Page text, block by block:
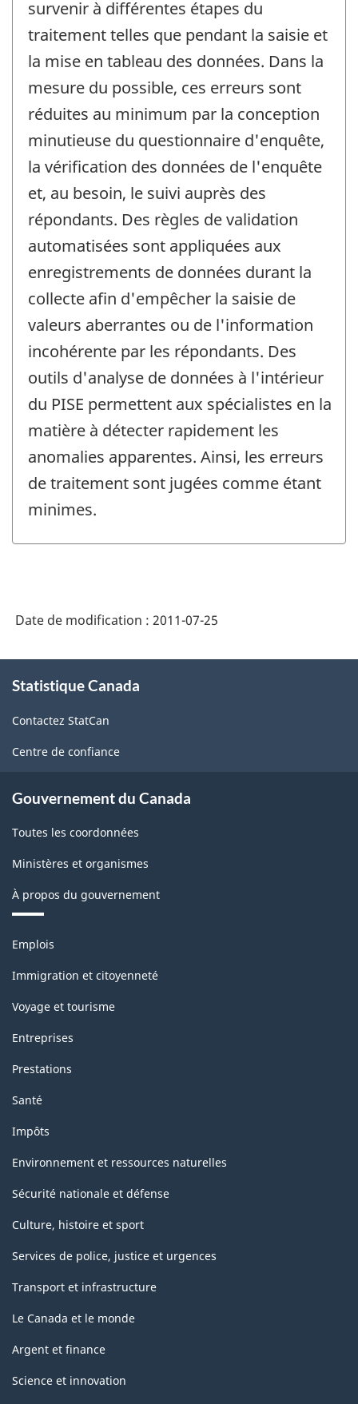
survenir à différentes étapes du
traitement telles que pendant la saisie et
la mise en tableau des données. Dans la
mesure du possible, ces erreurs sont
réduites au minimum par la conception
minutieuse du questionnaire d'enquête,
la vérification des données de l'enquête
et, au besoin, le suivi auprès des
répondants. Des règles de validation
automatisées sont appliquées aux
enregistrements de données durant la
collecte afin d'empêcher la saisie de
valeurs aberrantes ou de l'information
incohérente par les répondants. Des
outils d'analyse de données à l'intérieur
du PISE permettent aux spécialistes en la
matière à détecter rapidement les
anomalies apparentes. Ainsi, les erreurs
de traitement sont jugées comme étant
minimes.
Date de modification : 2011-07-25
propos
ce
site
Statistique Canada
Contactez StatCan
Centre de confiance
Gouvernement du Canada
Toutes les coordonnées
Ministères et organismes
À propos du gouvernement
Thèmes
sujets
Emplois
Immigration et citoyenneté
Voyage et tourisme
Entreprises
Prestations
Santé
Impôts
Environnement et ressources naturelles
Sécurité nationale et défense
Culture, histoire et sport
Services de police, justice et urgences
Transport et infrastructure
Le Canada et le monde
Argent et finance
Science et innovation